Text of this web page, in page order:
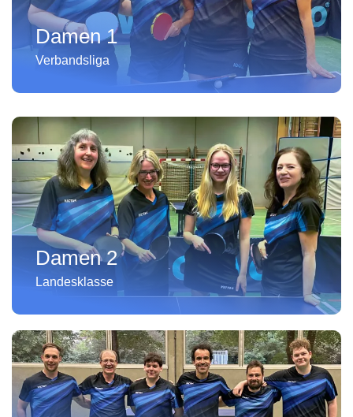
Damen 1
Verbandsliga
Damen 2
Landesklasse